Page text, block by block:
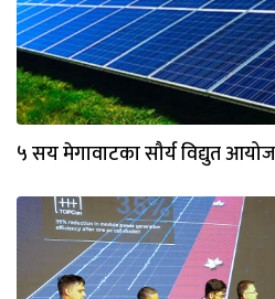
५ सय मेगावाटका सौर्य विद्युत